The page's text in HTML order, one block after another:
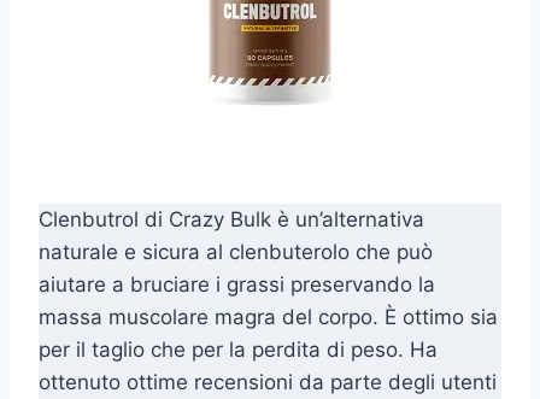
Clenbutrol di Crazy Bulk è un’alternativa
naturale e sicura al clenbuterolo che può
aiutare a bruciare i grassi preservando la
massa muscolare magra del corpo. È ottimo sia
per il taglio che per la perdita di peso. Ha
ottenuto ottime recensioni da parte degli utenti